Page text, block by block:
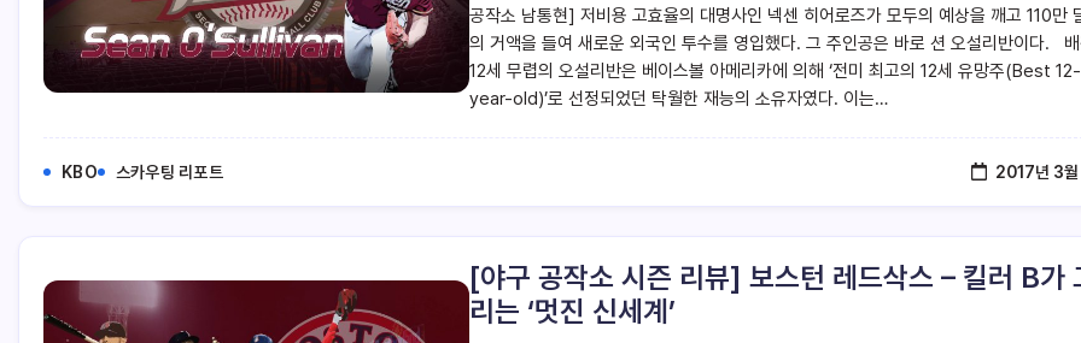
공작소 남통현] 저비용 고효율의 대명사인 넥센 히어로즈가 모두의 예상을 깨고 110만
의 거액을 들여 새로운 외국인 투수를 영입했다. 그 주인공은 바로 션 오설리반이다. 배
12세 무렵의 오설리반은 베이스볼 아메리카에 의해 ‘전미 최고의 12세 유망주(Best 12-
year-old)’로 선정되었던 탁월한 재능의 소유자였다. 이는…
KBO 스카우팅 리포트 2017년 3월
[야구 공작소 시즌 리뷰] 보스턴 레드삭스 – 킬러 B가
리는 ‘멋진 신세계’